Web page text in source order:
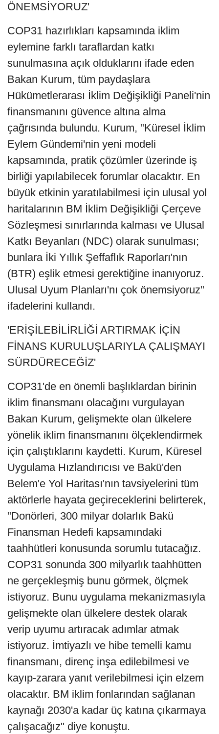
ÖNEMSİYORUZ'
COP31 hazırlıkları kapsamında iklim
eylemine farklı taraflardan katkı
sunulmasına açık olduklarını ifade eden
Bakan Kurum, tüm paydaşlara
Hükümetlerarası İklim Değişikliği Paneli'nin
finansmanını güvence altına alma
çağrısında bulundu. Kurum, "Küresel İklim
Eylem Gündemi'nin yeni modeli
kapsamında, pratik çözümler üzerinde iş
birliği yapılabilecek forumlar olacaktır. En
büyük etkinin yaratılabilmesi için ulusal yol
haritalarının BM İklim Değişikliği Çerçeve
Sözleşmesi sınırlarında kalması ve Ulusal
Katkı Beyanları (NDC) olarak sunulması;
bunlara İki Yıllık Şeffaflık Raporları'nın
(BTR) eşlik etmesi gerektiğine inanıyoruz.
Ulusal Uyum Planları'nı çok önemsiyoruz"
ifadelerini kullandı.
'ERİŞİLEBİLİRLİĞİ ARTIRMAK İÇİN
FİNANS KURULUŞLARIYLA ÇALIŞMAYI
SÜRDÜRECEĞİZ'
COP31'de en önemli başlıklardan birinin
iklim finansmanı olacağını vurgulayan
Bakan Kurum, gelişmekte olan ülkelere
yönelik iklim finansmanını ölçeklendirmek
için çalıştıklarını kaydetti. Kurum, Küresel
Uygulama Hızlandırıcısı ve Bakü'den
Belem'e Yol Haritası'nın tavsiyelerini tüm
aktörlerle hayata geçireceklerini belirterek,
"Donörleri, 300 milyar dolarlık Bakü
Finansman Hedefi kapsamındaki
taahhütleri konusunda sorumlu tutacağız.
COP31 sonunda 300 milyarlık taahhütten
ne gerçekleşmiş bunu görmek, ölçmek
istiyoruz. Bunu uygulama mekanizmasıyla
gelişmekte olan ülkelere destek olarak
verip uyumu artıracak adımlar atmak
istiyoruz. İmtiyazlı ve hibe temelli kamu
finansmanı, direnç inşa edilebilmesi ve
kayıp-zarara yanıt verilebilmesi için elzem
olacaktır. BM iklim fonlarından sağlanan
kaynağı 2030'a kadar üç katına çıkarmaya
çalışacağız" diye konuştu.